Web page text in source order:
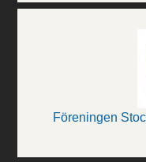
Föreningen